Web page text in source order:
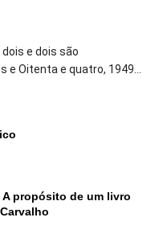
e dois são
e Oitenta e quatro, 1949...
propósito de um livro